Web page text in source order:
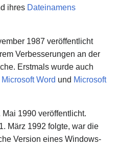
ihres Dateinamens
1987 veröffentlicht
Verbesserungen an der
Erstmals wurde auch
Microsoft Word und Microsoft
Mai 1990 veröffentlicht.
März 1992 folgte, war die
Version eines Windows-